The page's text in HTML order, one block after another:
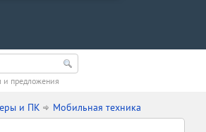
и предложения
и ПК Мобильная техника